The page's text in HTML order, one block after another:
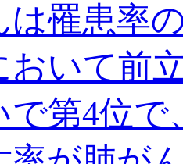
は罹患率
おいて前
で第4位で